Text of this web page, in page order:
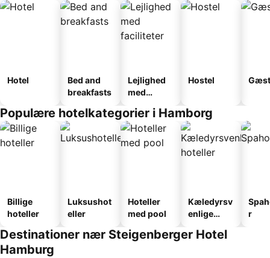
Hotel
Bed and
breakfasts
Lejlighed
med
Hostel
Populære hotelkategorier i Hamborg
Billige
hoteller
Luksushot
eller
Hoteller
med pool
Kæledyrsv
enlige
r
Destinationer nær Steigenberger Hotel
Hamburg